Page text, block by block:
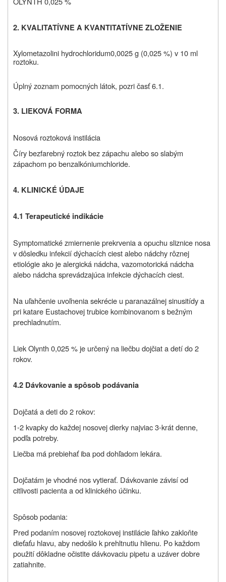
2. KVALITATÍVNE A KVANTITATÍVNE ZLOŽENIE
Xylometazolini hydrochloridum0,0025 g (0,025 %) v 10 ml
roztoku.
Úplný zoznam pomocných látok, pozri časť 6.1.
3. LIEKOVÁ FORMA
Nosová roztoková instilácia
Číry bezfarebný roztok bez zápachu alebo so slabým
zápachom po benzalkóniumchloride.
4. KLINICKÉ ÚDAJE
4.1 Terapeutické indikácie
Symptomatické zmiernenie prekrvenia a opuchu sliznice nosa
v dôsledku infekcií dýchacích ciest alebo nádchy rôznej
etiológie ako je alergická nádcha, vazomotorická nádcha
alebo nádcha sprevádzajúca infekcie dýchacích ciest.
Na uľahčenie uvoľnenia sekrécie u paranazálnej sinusitídy a
pri katare Eustachovej trubice kombinovanom s bežným
prechladnutím.
Liek Olynth 0,025 %je určený na liečbu dojčiat a detí do 2
rokov.
4.2 Dávkovanie a spôsob podávania
Dojčatá a deti do 2 rokov:
1-2 kvapky do každej nosovej dierky najviac 3-krát denne,
podľa potreby.
Liečba má prebiehať iba pod dohľadom lekára.
Dojčatám je vhodné nos vytierať. Dávkovanie závisí od
citlivosti pacienta a od klinického účinku.
Spôsob podania:
Pred podaním nosovej roztokovej instilácie ľahko zakloňte
dieťaťu hlavu, aby nedošlo k prehltnutiu hlienu. Po každom
použití dôkladne očistite dávkovaciu pipetu a uzáver dobre
zatiahnite.